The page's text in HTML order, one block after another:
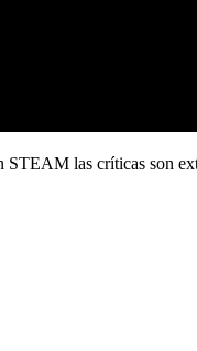
las críticas son